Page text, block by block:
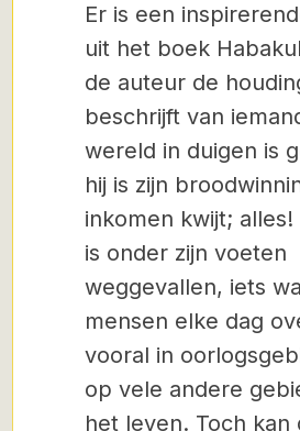
Er is een
uit het boek
de auteur de
beschrijft van
wereld in duigen is
hij is zijn
inkomen kwijt;
is onder zijn voeten
weggevallen, iets
mensen elke dag
vooral in
op vele andere
het leven. Toch kan